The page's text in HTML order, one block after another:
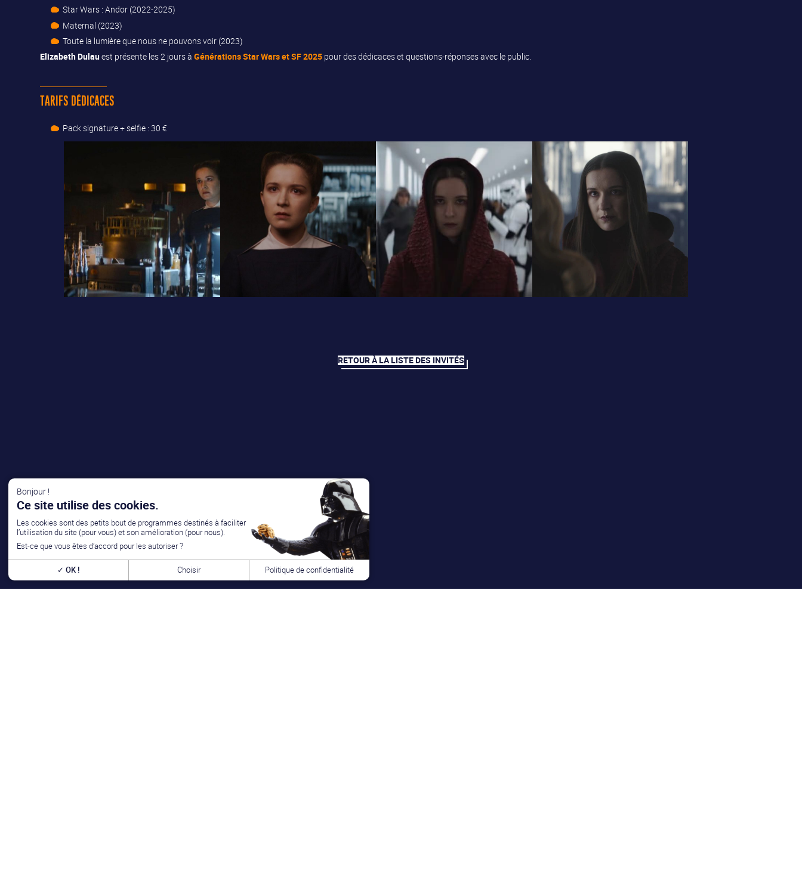
Star Wars : Andor (2022-2025)
Maternal (2023)
Toute la lumière que nous ne pouvons voir (2023)
Elizabeth Dulauest présente les 2 jours àGénérations Star Wars et SF 2025 pour des dédicaces et questions-réponses avec le public.
TARIFS DÉDICACES
Pack signature + selfie : 30 €
RETOUR À LA LISTE DES INVITÉS
Bonjour !
Ce site utilise des cookies.
Les cookies sont des petits bout de programmes destinés à faciliter
l’utilisation du site (pour vous) et son amélioration (pour nous).
Est-ce que vous êtes d’accord pour les autoriser ?
OK ! Choisir Politique de confidentialité